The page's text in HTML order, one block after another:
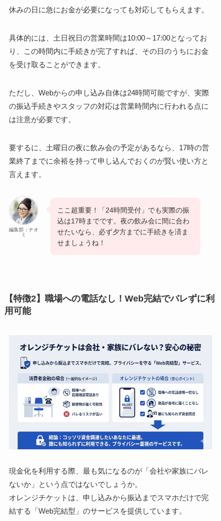
休みの日に急にお金が必要になっても対応してもらえます。
具体的には、土日祝日の営業時間は10:00～17:00となってお
り、この時間内に手続きが完了すれば、その日のうちにお金
を受け取ることができます。
ただし、Webからの申し込み自体は24時間可能ですが、実際
の振込手続きやスタッフの対応は営業時間内に行われる点に
は注意が必要です。
要するに、土曜日の夜に飲み会の予定があるなら、17時の営
業終了までに余裕を持って申し込んでおくのが賢い使い方と
言えます。
編集部：ナオ
ミ
ここ超重要！「24時間受付」でも実際の振
込は17時までです。夜の飲み会に間に合わ
せたいなら、必ず夕方までに手続きを済ま
せましょうね！
【特徴2】職場への電話なし！Web完結でバレずに利
用可能
現金化を利用する際、最も気になるのが「会社や家族にバレ
ないか」という点ではないでしょうか。
オレンジチケットは、申し込みから振込までスマホだけで完
結する「Web完結型」のサービスを提供しています。